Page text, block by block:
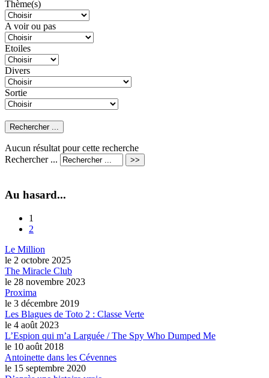
Thème(s)
A voir ou pas
Etoiles
Divers
Sortie
Aucun résultat pour cette recherche
Rechercher ...
Au hasard...
1
2
Le Million
le 2 octobre 2025
The Miracle Club
le 28 novembre 2023
Proxima
le 3 décembre 2019
Les Blagues de Toto 2 : Classe Verte
le 4 août 2023
L’Espion qui m’a Larguée / The Spy Who Dumped Me
le 10 août 2018
Antoinette dans les Cévennes
le 15 septembre 2020